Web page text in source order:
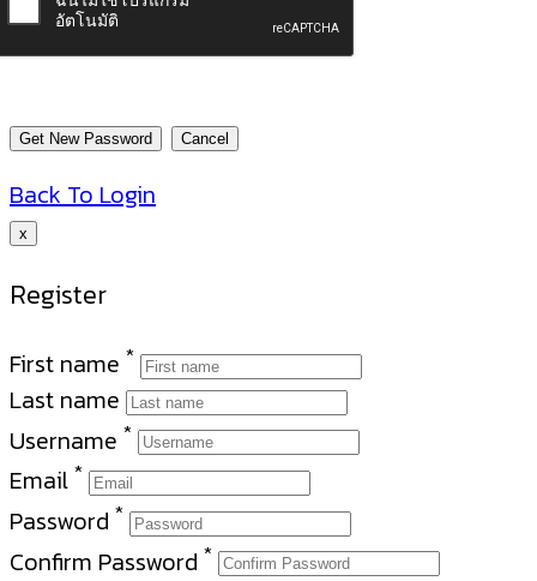
Back To Login
x
Register
First name *
Last name
Username *
Email *
Password *
Confirm Password *